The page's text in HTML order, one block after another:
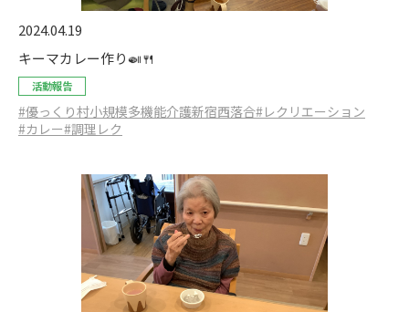
2024.04.19
キーマカレー作り🍛🍴
活動報告
#優っくり村小規模多機能介護新宿西落合#レクリエーション
#カレー#調理レク